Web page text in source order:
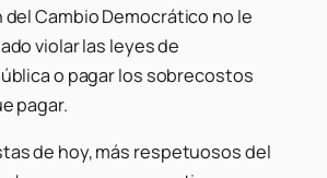
Cambio Democrático no le
violar las leyes de
o pagar los sobrecostos
pagar.
de hoy, más respetuosos del